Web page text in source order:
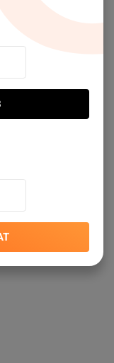
Pixel Batterier -
priser. ✓
Enkel kundtjänst